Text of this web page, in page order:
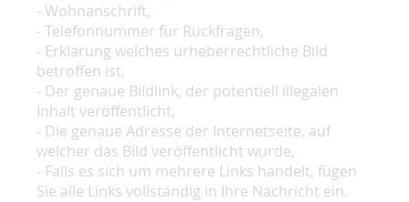
- Wohnanschrift,
- Telefonnummer für Rückfragen,
- Erklärung welches urheberrechtliche Bild
betroffen ist,
- Der genaue Bildlink, der potentiell illegalen
Inhalt veröffentlicht,
- Die genaue Adresse der Internetseite, auf
welcher das Bild veröffentlicht wurde,
- Falls es sich um mehrere Links handelt, fügen
Sie alle Links vollständig in Ihre Nachricht ein.